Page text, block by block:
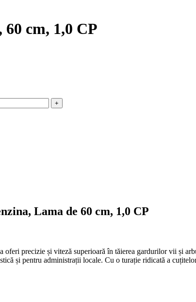
cm, 1,0 CP
Lama de 60 cm, 1,0 CP
oferi precizie și viteză superioară în tăierea gardurilor vii și
și pentru administrații locale. Cu o turație ridicată a